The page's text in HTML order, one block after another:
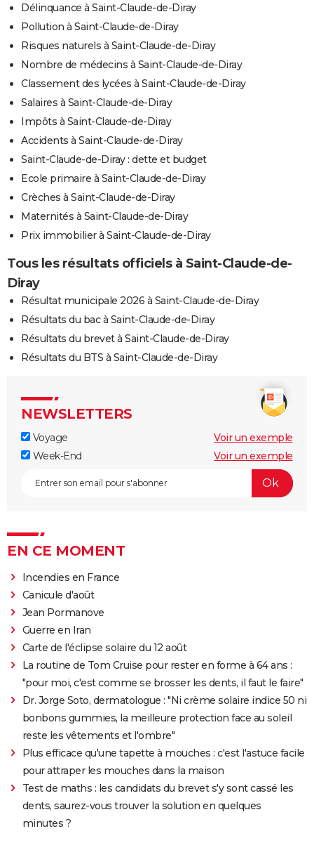
Délinquance à Saint-Claude-de-Diray
Pollution à Saint-Claude-de-Diray
Risques naturels à Saint-Claude-de-Diray
Nombre de médecins à Saint-Claude-de-Diray
Classement des lycées à Saint-Claude-de-Diray
Salaires à Saint-Claude-de-Diray
Impôts à Saint-Claude-de-Diray
Accidents à Saint-Claude-de-Diray
Saint-Claude-de-Diray : dette et budget
Ecole primaire à Saint-Claude-de-Diray
Crèches à Saint-Claude-de-Diray
Maternités à Saint-Claude-de-Diray
Prix immobilier à Saint-Claude-de-Diray
Tous les résultats officiels à Saint-Claude-de-
Diray
Résultat municipale 2026 à Saint-Claude-de-Diray
Résultats du bac à Saint-Claude-de-Diray
Résultats du brevet à Saint-Claude-de-Diray
Résultats du BTS à Saint-Claude-de-Diray
NEWSLETTERS
Voyage
Voir un exemple
Week-End
Voir un exemple
EN CE MOMENT
Incendies en France
Canicule d'août
Jean Pormanove
Guerre en Iran
Carte de l'éclipse solaire du 12 août
La routine de Tom Cruise pour rester en forme à 64 ans :
"pour moi, c'est comme se brosser les dents, il faut le faire"
Dr. Jorge Soto, dermatologue : "Ni crème solaire indice 50 ni
bonbons gummies, la meilleure protection face au soleil
reste les vêtements et l'ombre"
Plus efficace qu'une tapette à mouches : c'est l'astuce facile
pour attraper les mouches dans la maison
Test de maths : les candidats du brevet s'y sont cassé les
dents, saurez-vous trouver la solution en quelques
minutes ?